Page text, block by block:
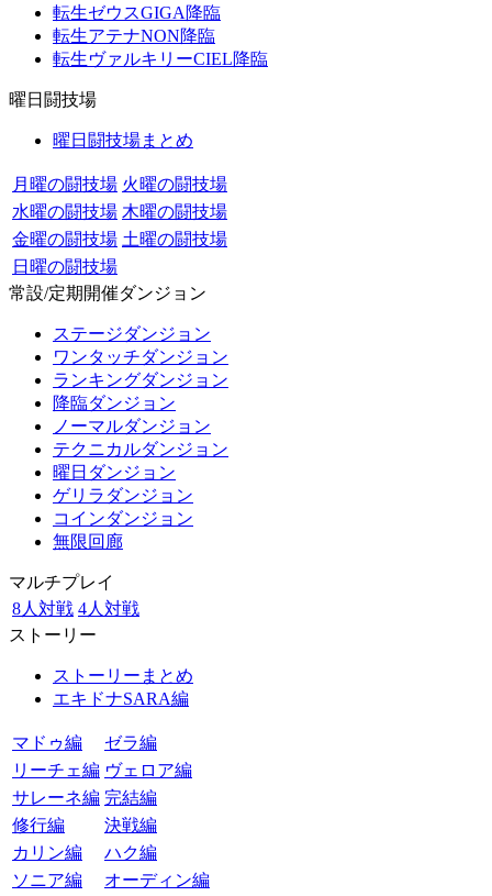
転生ゼウスGIGA降臨
転生アテナNON降臨
転生ヴァルキリーCIEL降臨
曜日闘技場
曜日闘技場まとめ
月曜の闘技場 火曜の闘技場
水曜の闘技場 木曜の闘技場
金曜の闘技場 土曜の闘技場
日曜の闘技場
常設/定期開催ダンジョン
ステージダンジョン
ワンタッチダンジョン
ランキングダンジョン
降臨ダンジョン
ノーマルダンジョン
テクニカルダンジョン
曜日ダンジョン
ゲリラダンジョン
コインダンジョン
無限回廊
マルチプレイ
8人対戦 4人対戦
ストーリー
ストーリーまとめ
エキドナSARA編
マドゥ編
ゼラ編
リーチェ編 ヴェロア編
サレーネ編 完結編
修行編
決戦編
カリン編
ハク編
ソニア編
オーディン編